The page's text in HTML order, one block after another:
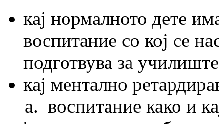
кај нормалното дете
воспитание со кој се
подготвува за
кај ментално
воспитание како и